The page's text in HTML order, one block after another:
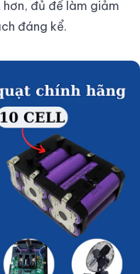
đủ để làm giảm
đáng kể.